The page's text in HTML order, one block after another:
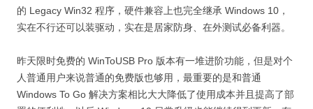
的 Legacy Win32 程序，硬件兼容上也完全继承 Windows 10，
实在不行还可以装驱动，实在是居家防身、在外测试必备利器。
昨天限时免费的 WinToUSB Pro 版本有一堆进阶功能，但是对个
人普通用户来说普通的免费版也够用，最重要的是和普通
Windows To Go 解决方案相比大大降低了使用成本并且提高了部